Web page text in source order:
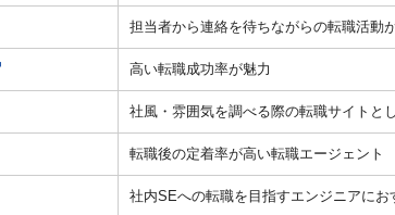
担当者から連絡を待ちながらの転職活動
高い転職成功率が魅力
社風・雰囲気を調べる際の転職サイトと
転職後の定着率が高い転職エージェント
社内SEへの転職を目指すエンジニアにお